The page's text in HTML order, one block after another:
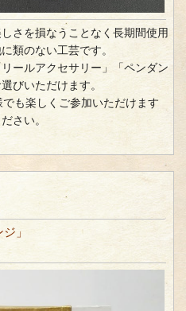
さを損なうことなく長期間使用
類のない工芸です。
ールアクセサリー」「ペンダン
びいただけます。
も楽しくご参加いただけます
さい。
」